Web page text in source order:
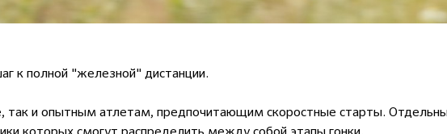
к полной "железной" дистанции.
так и опытным атлетам, предпочитающим скоростные старты.